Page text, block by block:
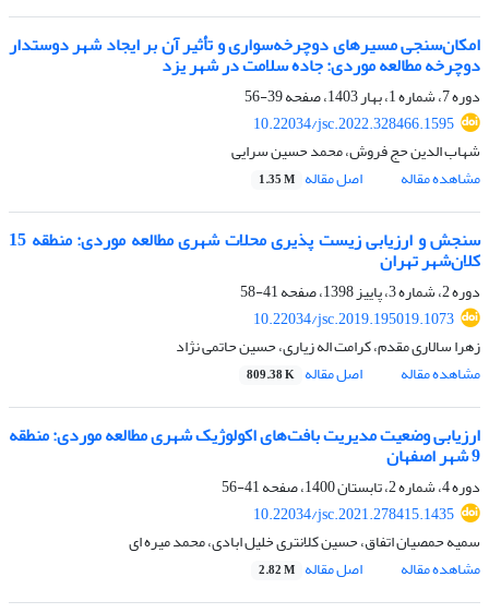
امکان‌سنجی مسیرهای دوچرخه‌سواری و تأثیر آن بر ایجاد شهر دوستدار
دوچرخه مطالعه موردی: جاده سلامت در شهر یزد
دوره 7، شماره 1، بهار 1403، صفحه
39-56
10.22034/jsc.2022.328466.1595
شهاب الدین حج فروش، محمد حسین سرایی
مشاهده مقاله
اصل مقاله 1.35 M
سنجش و ارزیابی زیست پذیری محلات شهری مطالعه موردی: منطقه 15
کلان‌شهر تهران
دوره 2، شماره 3، پاییز 1398، صفحه
41-58
10.22034/jsc.2019.195019.1073
زهرا سالاری مقدم، کرامت اله زیاری، حسین حاتمی نژاد
مشاهده مقاله
اصل مقاله 809.38 K
ارزیابی وضعیت مدیریت بافت‌های اکولوژیک شهری مطالعه موردی: منطقه
9 شهر اصفهان
دوره 4، شماره 2، تابستان 1400، صفحه
41-56
10.22034/jsc.2021.278415.1435
سمیه حمصیان اتفاق، حسین کلانتری خلیل ابادی، محمد میره ای
مشاهده مقاله
اصل مقاله 2.82 M